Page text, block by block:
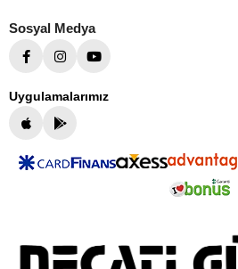
Sosyal Medya
Uygulamalarımız